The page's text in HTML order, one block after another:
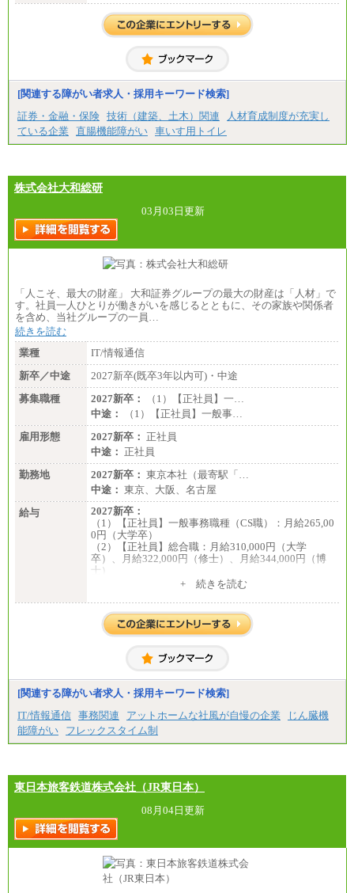
※１ 試用期間６か月（試用期間中も給与に変更
はございません）
※２ 勤務地により異なります
（1) 総合職 （院了）月給274,862円～／（大学卒）
月給245,000円～（※1）
(2) エリア総合職 月給233,410円～（※1）
(3) アシスタントスタッフ 日給9,800円～12,500円
（※2）
※１ 試用期間６か月（試用期間中も給与に変更
なし）
※２ 勤務地により異なる
[関連する障がい者求人・採用キーワード検索]
証券・金融・保険 技術（建築、土木）関連
人材育成制度が充実し
ている企業
直腸機能障がい 車いす用トイレ
株式会社大和総研
03月03日更新
「人こそ、最大の財産」 大和証券グループの最大の財産は「人材」で
す。社員一人ひとりが働きがいを感じるとともに、その家族や関係者
を含め、当社グループの一員…
続きを読む
業種
IT/情報通信
新卒／中途
2027新卒(既卒3年以内可)・中途
募集職種
2027新卒：
（1）【正社員】一…
中途：
（1）【正社員】一般事…
雇用形態
2027新卒： 正社員
中途： 正社員
勤務地
2027新卒： 東京本社（最寄駅「…
中途： 東京、大阪、名古屋
給与
2027新卒：
（1）【正社員】一般事務職種（CS職）：月給265,00
0円（大学卒）
（2）【正社員】総合職：月給310,000円（大学
卒）、月給322,000円（修士）、月給344,000円（博
士）
いません。
※一般事務職種（CS職）の大学院修了者は大学卒の
金額を最低額とし、
たします。
下記は新卒採用の給与です。経験者採用の場合、下
記を再下限としてご経験に応じた金額となります。
（1）【正社員】一般事務職種（CS職）：月給255,00
0円（大学卒）
（2）【正社員】総合職：月給300,000円（大学卒）
+ 続きを読む
[関連する障がい者求人・採用キーワード検索]
IT/情報通信 事務関連 アットホームな社風が自慢の企業
じん臓機
能障がい
フレックスタイム制
東日本旅客鉄道株式会社（JR東日本）
08月04日更新